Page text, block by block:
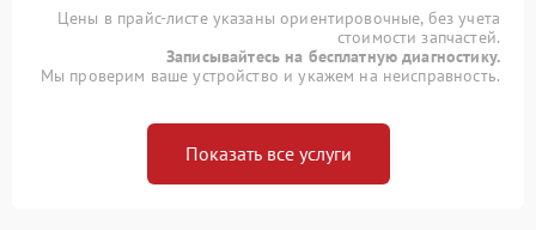
Цены в прайс-листе указаны ориентировочные, без учета
стоимости запчастей.
Записывайтесь на бесплатную диагностику.
Мы проверим ваше устройство и укажем на неисправность.
Показать все услуги